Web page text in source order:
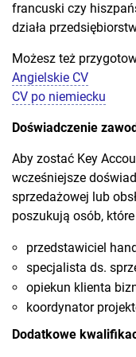
francuski czy
działa
Możesz też
Angielskie CV
CV po niemiecku
Doświadczenie
Aby zostać Key
wcześniejsze
sprzedażowej lub
poszukują osób,
przedstawiciel
specjalista ds.
opiekun klienta
koordynator
Dodatkowe